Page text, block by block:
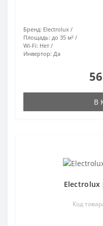
Бренд: Electrolux
Площадь: до 35 м²
Wi-Fi: Нет
Инвертор: Да
В
Electrolux
Код